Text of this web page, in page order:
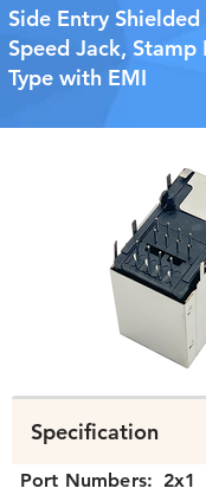
Side Entry Shielded
Speed Jack, Stamp
Type with EMI
N39Ax-025 047 B.png
Specification
Port Numbers: 2x1